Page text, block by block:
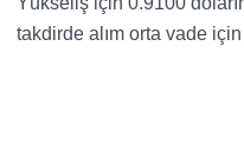
takdirde alım orta vade